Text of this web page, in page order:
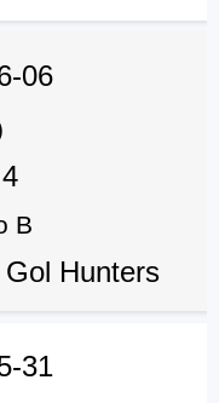
06
4
B
Hunters
31